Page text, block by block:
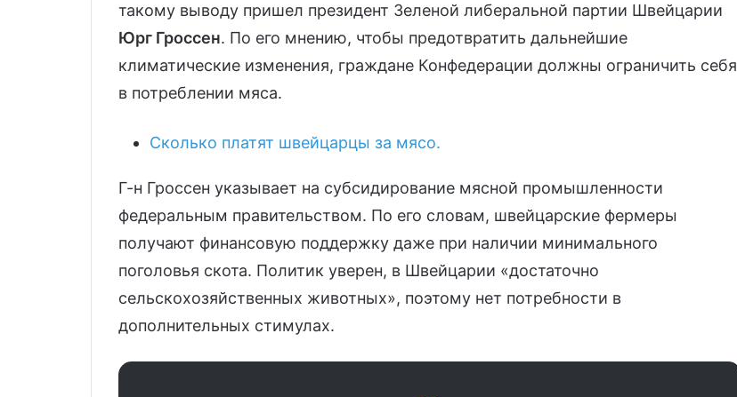
такому выводу пришел президент Зеленой либеральной партии Швейцарии
Юрг Гроссен. По его мнению, чтобы предотвратить дальнейшие
климатические изменения, граждане Конфедерации должны ограничить себя
в потреблении мяса.
Сколько платят швейцарцы за мясо.
Г-н Гроссен указывает на субсидирование мясной промышленности
федеральным правительством. По его словам, швейцарские фермеры
получают финансовую поддержку даже при наличии минимального
поголовья скота. Политик уверен, в Швейцарии «достаточно
сельскохозяйственных животных», поэтому нет потребности в
дополнительных стимулах.